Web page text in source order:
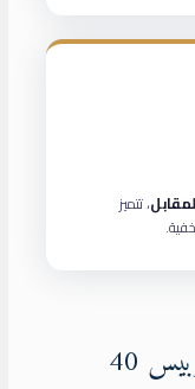
، تتميز
مناسبات تستخدم فيها إيجار أتوبيس 40